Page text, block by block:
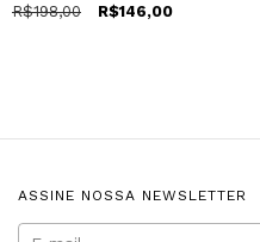
R$198,00 R$146,00
ASSINE NOSSA NEWSLETTER